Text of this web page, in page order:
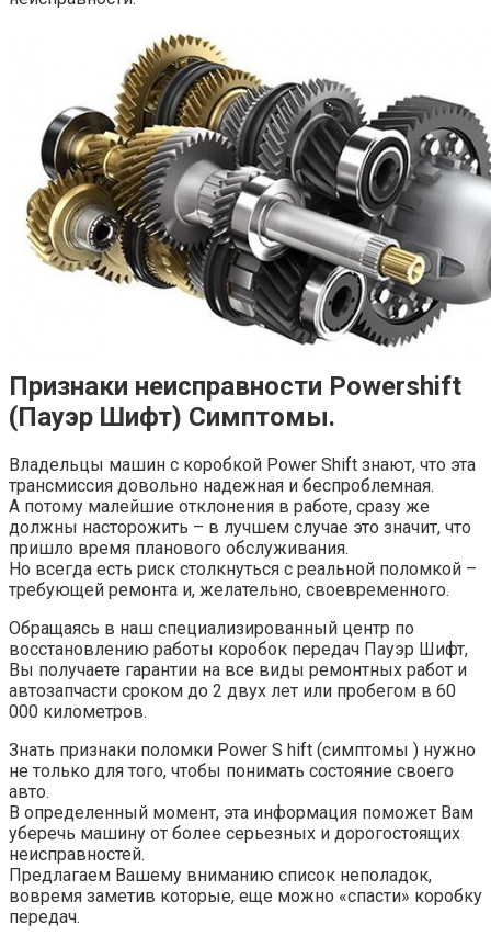
Признаки неисправности Powershift
(Пауэр Шифт) Симптомы.
Владельцы машин с коробкой Power Shift знают, что эта
трансмиссия довольно надежная и беспроблемная.
А потому малейшие отклонения в работе, сразу же
должны насторожить – в лучшем случае это значит, что
пришло время планового обслуживания.
Но всегда есть риск столкнуться с реальной поломкой –
требующей ремонта и, желательно, своевременного.
Обращаясь в наш специализированный центр по
восстановлению работы коробок передач Пауэр Шифт,
Вы получаете гарантии на все виды ремонтных работ и
автозапчасти сроком до 2 двух лет или пробегом в 60
000 километров.
Знать признаки поломки Power S hift (симптомы ) нужно
не только для того, чтобы понимать состояние своего
авто.
В определенный момент, эта информация поможет Вам
уберечь машину от более серьезных и дорогостоящих
неисправностей.
Предлагаем Вашему вниманию список неполадок,
вовремя заметив которые, еще можно «спасти» коробку
передач.